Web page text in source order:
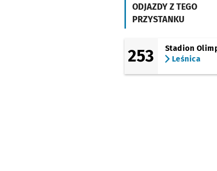
Dworzec Autobusowy
(Swobodna)
(Swobodna)
Gwiaździsta
ODJAZDY Z TEGO
PRZYSTANKU
253
Stadion
Leśnica